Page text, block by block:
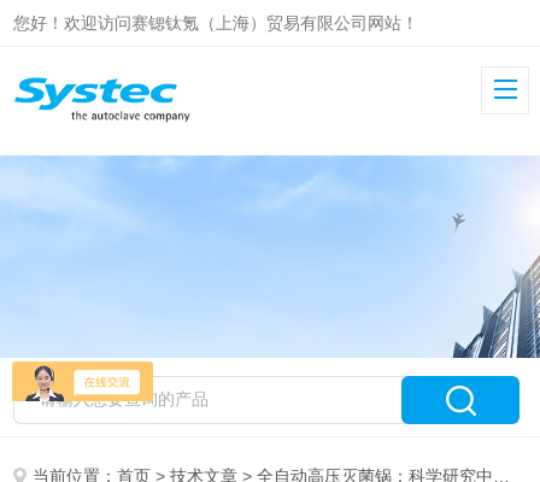
您好！欢迎访问赛锶钛氪（上海）贸易有限公司网站！
当前位置：首页 >技术文章 > 全自动高压灭菌锅：科学研究中的重要角色